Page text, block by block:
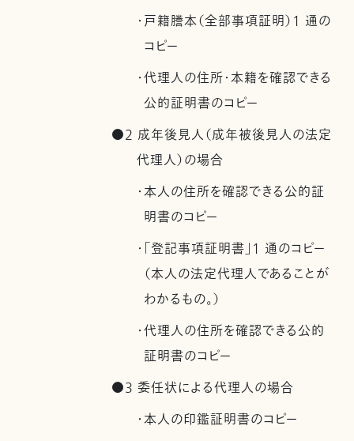
・戸籍謄本（全部事項証明）1 通の
コピー
・代理人の住所・本籍を確認できる
公的証明書のコピー
●2 成年後見人（成年被後見人の法定
代理人）の場合
・本人の住所を確認できる公的証
明書のコピー
・「登記事項証明書」1 通のコピー
（本人の法定代理人であることが
わかるもの。）
・代理人の住所を確認できる公的
証明書のコピー
●3 委任状による代理人の場合
・本人の印鑑証明書のコピー